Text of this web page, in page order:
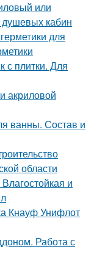
или
душевых кабин
для
с плитки. Для
акриловой
ванны. Состав и
области
и
Кнауф Унифлот
Работа с